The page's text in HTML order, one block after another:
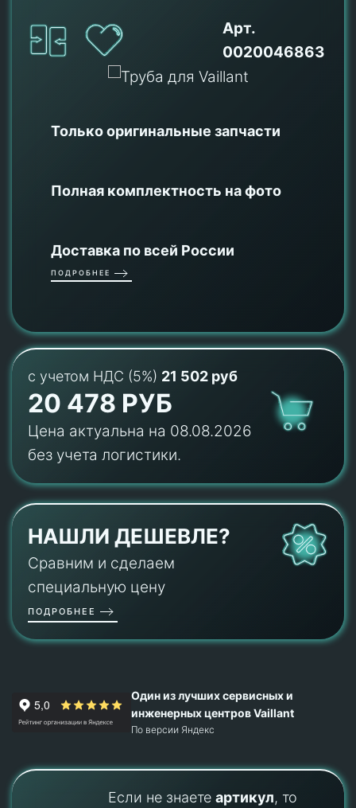
Арт.
0020046863
Только оригинальные запчасти
Полная комплектность на фото
Доставка по всей России
ПОДРОБНЕЕ
с учетом НДС (5%) 21 502 руб
20 478 РУБ
Цена актуальна на 08.08.2026
без учета логистики.
НАШЛИ ДЕШЕВЛЕ?
Сравним и сделаем
специальную цену
ПОДРОБНЕЕ
Один из лучших сервисных и
инженерных центров Vaillant
По версии Яндекс
Если не знаете артикул, то